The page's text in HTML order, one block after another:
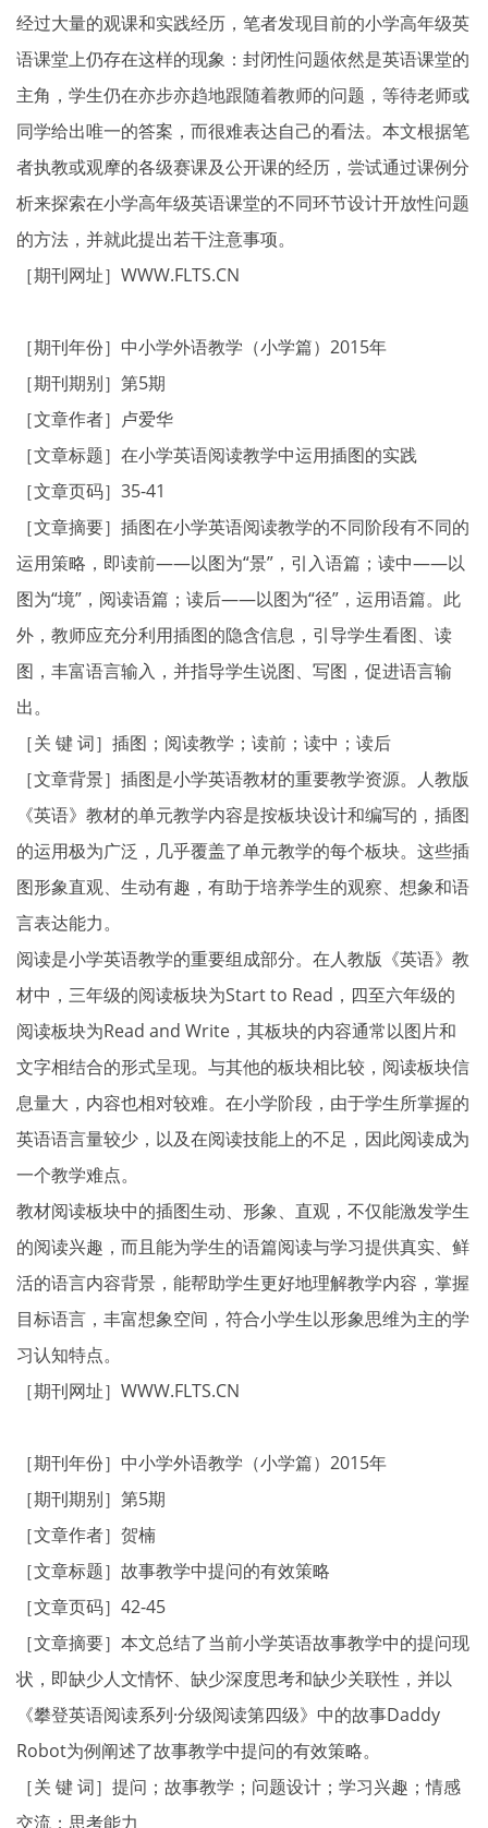
经过大量的观课和实践经历，笔者发现目前的小学高年级英
语课堂上仍存在这样的现象：封闭性问题依然是英语课堂的
主角，学生仍在亦步亦趋地跟随着教师的问题，等待老师或
同学给出唯一的答案，而很难表达自己的看法。本文根据笔
者执教或观摩的各级赛课及公开课的经历，尝试通过课例分
析来探索在小学高年级英语课堂的不同环节设计开放性问题
的方法，并就此提出若干注意事项。
［期刊网址］WWW.FLTS.CN
［期刊年份］中小学外语教学（小学篇）2015年
［期刊期别］第5期
［文章作者］卢爱华
［文章标题］在小学英语阅读教学中运用插图的实践
［文章页码］35-41
［文章摘要］插图在小学英语阅读教学的不同阶段有不同的
运用策略，即读前——以图为“景”，引入语篇；读中——以
图为“境”，阅读语篇；读后——以图为“径”，运用语篇。此
外，教师应充分利用插图的隐含信息，引导学生看图、读
图，丰富语言输入，并指导学生说图、写图，促进语言输
出。
［关 键 词］插图；阅读教学；读前；读中；读后
［文章背景］插图是小学英语教材的重要教学资源。人教版
《英语》教材的单元教学内容是按板块设计和编写的，插图
的运用极为广泛，几乎覆盖了单元教学的每个板块。这些插
图形象直观、生动有趣，有助于培养学生的观察、想象和语
言表达能力。
阅读是小学英语教学的重要组成部分。在人教版《英语》教
材中，三年级的阅读板块为Start to Read，四至六年级的
阅读板块为Read and Write，其板块的内容通常以图片和
文字相结合的形式呈现。与其他的板块相比较，阅读板块信
息量大，内容也相对较难。在小学阶段，由于学生所掌握的
英语语言量较少，以及在阅读技能上的不足，因此阅读成为
一个教学难点。
教材阅读板块中的插图生动、形象、直观，不仅能激发学生
的阅读兴趣，而且能为学生的语篇阅读与学习提供真实、鲜
活的语言内容背景，能帮助学生更好地理解教学内容，掌握
目标语言，丰富想象空间，符合小学生以形象思维为主的学
习认知特点。
［期刊网址］WWW.FLTS.CN
［期刊年份］中小学外语教学（小学篇）2015年
［期刊期别］第5期
［文章作者］贺楠
［文章标题］故事教学中提问的有效策略
［文章页码］42-45
［文章摘要］本文总结了当前小学英语故事教学中的提问现
状，即缺少人文情怀、缺少深度思考和缺少关联性，并以
《攀登英语阅读系列·分级阅读第四级》中的故事Daddy
Robot为例阐述了故事教学中提问的有效策略。
［关 键 词］提问；故事教学；问题设计；学习兴趣；情感
交流；思考能力